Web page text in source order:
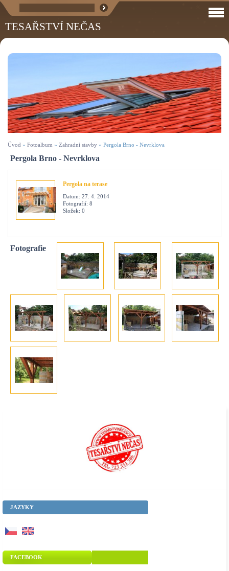
TESAŘSTVÍ NEČAS
Úvod » Fotoalbum » Zahradní stavby » Pergola Brno - Nevrklova
Pergola Brno - Nevrklova
Pergola na terase
Datum: 27. 4. 2014
Fotografií: 8
Složek: 0
Fotografie
JAZYKY
FACEBOOK